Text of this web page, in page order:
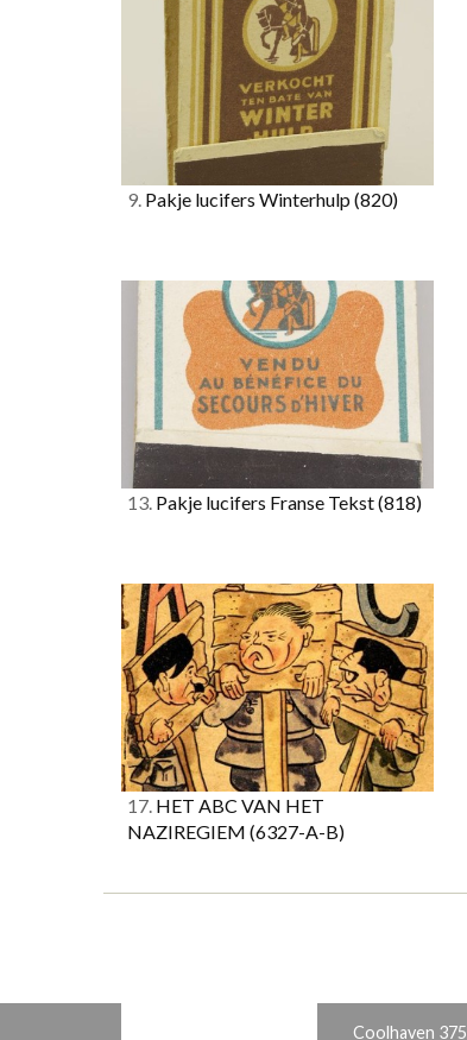
9. Pakje lucifers Winterhulp (820)
13. Pakje lucifers Franse Tekst(818)
17. HET ABC VAN HET
NAZIREGIEM (6327-A-B)
Coolhaven 375